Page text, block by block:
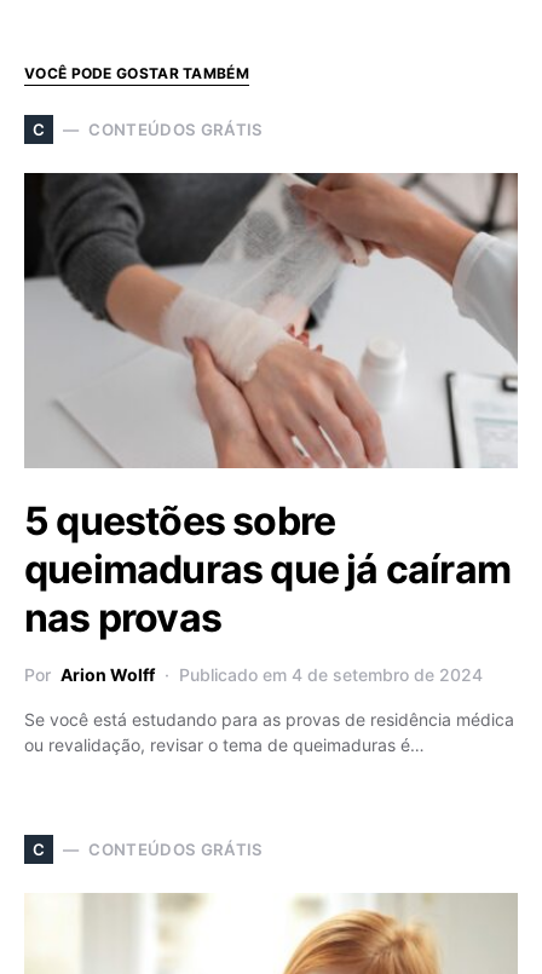
VOCÊ PODE GOSTAR TAMBÉM
C CONTEÚDOS GRÁTIS
5 questões sobre
queimaduras que já caíram
nas provas
Por Arion Wolff Publicado em 4 de setembro de 2024
Se você está estudando para as provas de residência médica
ou revalidação, revisar o tema de queimaduras é…
C CONTEÚDOS GRÁTIS